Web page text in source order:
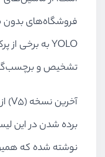
فروشگاه‌های بدون
YOLOبه برخی از
تشخیص و
آخرین نسخه (V5
)
برده شدن در این
نوشته شده که